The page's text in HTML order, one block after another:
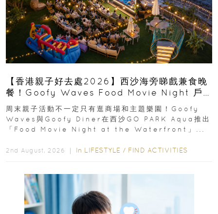
【香港親子好去處2026】西沙海旁睇戲兼食晚
餐！Goofy Waves Food Movie Night 戶
外影院逢週末登場
周末親子活動不一定只有逛商場和主題樂園！Goofy
Waves與Goofy Diner在西沙GO PARK Aqua推出
「Food Movie Night at the Waterfront」...
2nd August, 2026 ｜ In LIFESTYLE / FIND ACTIVITIES